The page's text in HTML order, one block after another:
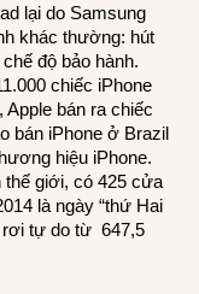
lại do Samsung
khác thường: hút
độ bảo hành.
chiếc iPhone
Apple bán ra chiếc
bán iPhone ở Brazil
hiệu iPhone.
thế giới, có 425 cửa
là ngày “thứ Hai
rơi tự do từ 647,5